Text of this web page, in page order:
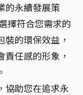
的永續發展策
擇符合您需求的
的環保效益，
任感的形象，
協助您在追求永